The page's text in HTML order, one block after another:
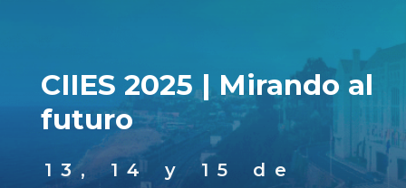
CIIES 2025 | Mirando al
futuro
13, 14 y 15 de